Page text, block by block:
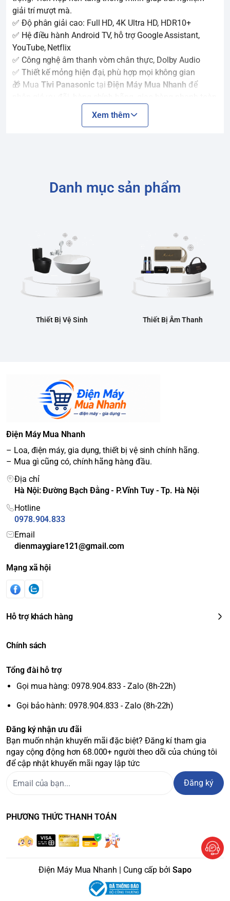
giải trí mượt mà.
✅ Độ phân giải cao: Full HD, 4K Ultra HD, HDR10+
✅ Hệ điều hành Android TV, hỗ trợ Google Assistant,
YouTube, Netflix
✅ Công nghệ âm thanh vòm chân thực, Dolby Audio
✅ Thiết kế mỏng hiện đại, phù hợp mọi không gian
🎁 Mua Tivi PanasonictạiĐiện Máy Mua Nhanh để
quốc và lắp đặt tận nơi.
Xem thêm
Danh mục sản phẩm
Thiết Bị Vệ Sinh Thiết Bị Âm Thanh
Điện Máy Mua Nhanh
– Loa, điện máy, gia dụng, thiết bị vệ sinh chính hãng.
– Mua gì cũng có, chính hãng hàng đầu.
Địa chỉ
Hà Nội: Đường Bạch Đằng - P.Vĩnh Tuy - Tp. Hà Nội
Hotline
0978.904.833
Email
dienmaygiare121@gmail.com
Mạng xã hội
Hỗ trợ khách hàng
Chính sách
Tổng đài hỗ trợ
Gọi mua hàng: 0978.904.833 - Zalo (8h-22h)
Gọi bảo hành: 0978.904.833 - Zalo (8h-22h)
Đăng ký nhận ưu đãi
Bạn muốn nhận khuyến mãi đặc biệt? Đăng kí tham gia
ngay cộng động hơn 68.000+ người theo dõi của chúng tôi
để cập nhật khuyến mãi ngay lập tức
Đăng ký
PHƯƠNG THỨC THANH TOÁN
Điện Máy Mua Nhanh | Cung cấp bởiSapo